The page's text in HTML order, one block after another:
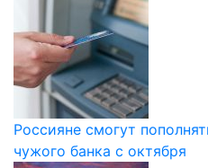
Россияне смогут
чужого банка с октября